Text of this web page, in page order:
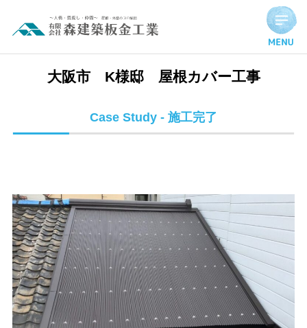
大阪市 K様邸 屋根カバー工事 | 施工完了実績
大阪市 K様邸 屋根カバー工事
Case Study - 施工完了